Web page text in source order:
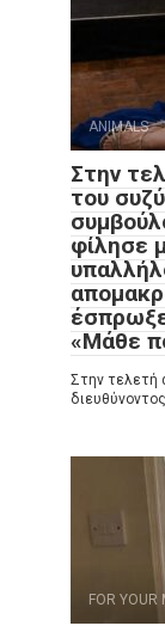
ANIMALS
Στην
του
φίλησε
«Μάθε
Στην τελετή
FOR YOUR